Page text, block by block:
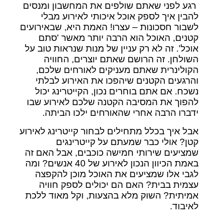
רגע לפני שאתם שולפים את המחשבון ומנסים
להבין איך לספק אוכל איכותי לאירוע מבלי
לשבור חסכונות – עצרו! האמת היא, שבאירועים
קטנים, האוכל הוא הרבה יותר מאשר 'סתם
אוכל'. זה לא רק עניין של מנות שנראות טוב על
השולחן. זה הרושם שאתם יוצרים, החוויה
הקולינרית שאתם מעניקים לאורחים שלכם,
והרגעים הקטנים שיהפכו את האירוע לבלתי
נשכח. אם אתם בוחרים נכון, הקייטרינג יכול
להפוך את המסיבה הקטנה שלכם לאירוע שבו
ידברו הרבה אחרי שהאורחים ילכו הביתה.
אבל איך בכלל מתחילים לבחור קייטרינג לאירוע
קטן? אולי כבר שמעתם על קייטרינגים
שמציעים שירותי חמישה כוכבים, אבל האם זה
באמת הכיוון הנכון לאירוע של 40 אנשים? ומה
לגבי אלו שמציעים את האוכל מוכן להקפצה
עצמית בבית? האם הם יכולים לספק חוויה
אמיתית? השוק מלא בהצעות, וקל מאוד ללכת
לאיבוד.